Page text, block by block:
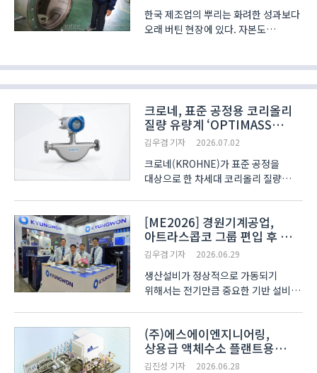
한국 제조업의 뿌리는 화려한 성과보다
오래 버틴 현장에 있다. 자본도
키우며 시장을 열었다. 산업일보
연중기획 ‘산업의 뿌리를 묻다’는
창업주의 증언을 통해 한국 제조..
크로네, 표준 공정용 코리올리
질량 유량계 ‘OPTIMASS
5400’ 출시… 측정 정확도와
김우겸 기자 2026.07.02
크로네(KROHNE)가 표준 공정을
대상으로 한 차세대 코리올리 질량
슬러리 등 다양한 유체를 대상으로 질량
유량뿐 아니라 밀도와 온도, 체적 유량,
농도, 점도까지 측정할 수 있도..
[ME2026] 경원기계공업,
아트라스콥코 그룹 편입 후 첫
해외 무대… 산업용 압축공기
김우겸 기자 2026.06.29
생산설비가 정상적으로 가동되기
위해서는 전기만큼 중요한 기반 설비가
공급하는 압축공기다. 제조업이
고도화될수록 압축공기의 품질과
에너지 효율은 생산성은 물론 제품..
(주)에스에이엔지니어링,
상용급 액체수소 플랜트용
압축기 개발 및 실증 나서
김진성 기자 2026.06.28